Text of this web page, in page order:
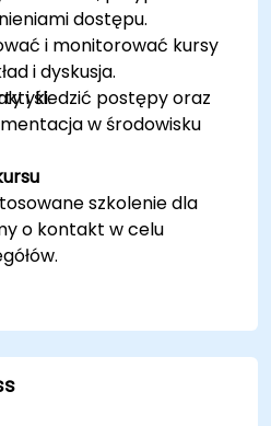
dostępu.
i monitorować kursy
i śledzić postępy oraz
i dyskusja.
w środowisku
szkolenie dla
o kontakt w celu